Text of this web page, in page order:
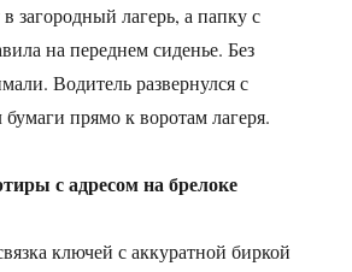
загородный лагерь, а папку с
на переднем сиденье. Без
Водитель развернулся с
прямо к воротам лагеря.
с адресом на брелоке
ключей с аккуратной биркой